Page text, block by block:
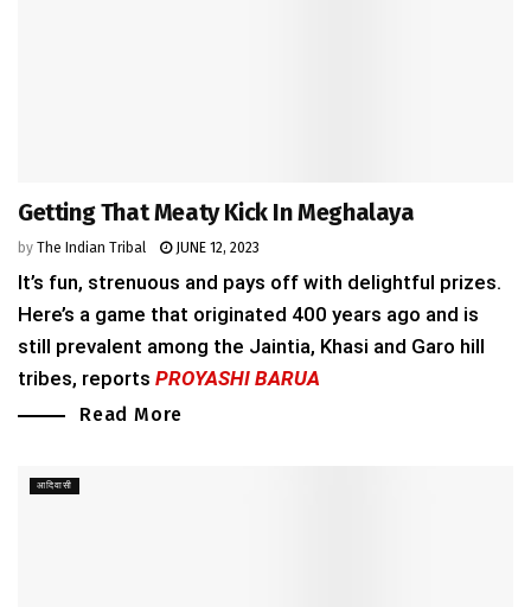
Getting That Meaty Kick In Meghalaya
by The Indian Tribal JUNE 12, 2023
It’s fun, strenuous and pays off with delightful prizes.
Here’s a game that originated 400 years ago and is
still prevalent among the Jaintia, Khasi and Garo hill
tribes, reports PROYASHI BARUA
Read More
आदिवासी